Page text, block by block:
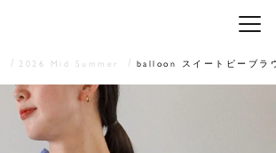
メニ
2026 Mid Summer balloon スイートピーブラ